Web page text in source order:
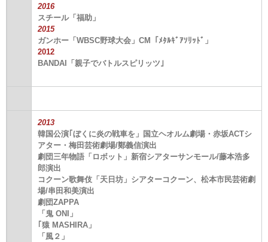
2016
スチール「福助」
2015
ガンホー「WBSC野球大会」CM「ﾒﾀﾙｷﾞｱｿﾘｯﾄﾞ」
2012
BANDAI「親子でバトルスピリッツ｣
2013
韓国公演｢ぼくに炎の戦車を」国立ヘオルム劇場・赤坂ACTシ
アター・梅田芸術劇場/鄭義信演出
劇団三年物語「ロボット」新宿シアターサンモール/藤本浩多
郎演出
コクーン歌舞伎「天日坊」シアターコクーン、松本市民芸術劇
場/串田和美演出
劇団ZAPPA
「鬼 ONI」
｢猿 MASHIRA」
「風２」